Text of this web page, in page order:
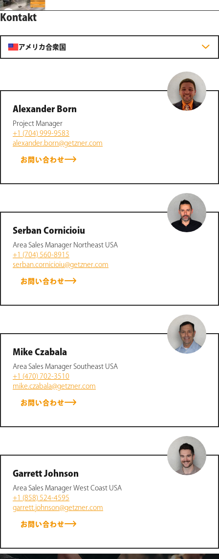
Kontakt
アメリカ合衆国
Alexander Born
Project Manager
+1 (704) 999-9583
alexander.born@getzner.com
お問い合わせ
Serban Cornicioiu
Area Sales Manager Northeast USA
+1 (704) 560-8915
serban.cornicioiu@getzner.com
お問い合わせ
Mike Czabala
Area Sales Manager Southeast USA
+1 (470) 702-3510
mike.czabala@getzner.com
お問い合わせ
Garrett Johnson
Area Sales Manager West Coast USA
+1 (858) 524-4595
garrett.johnson@getzner.com
お問い合わせ